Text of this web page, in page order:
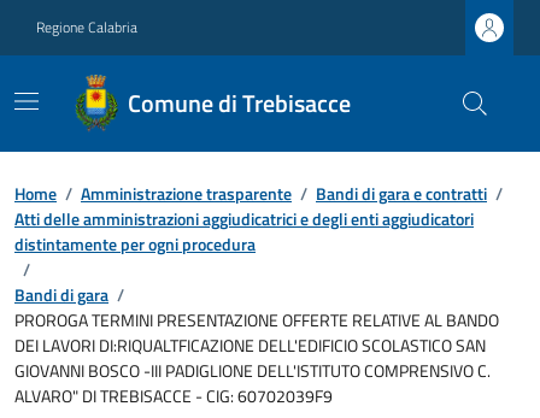
Regione Calabria
Comune di Trebisacce
Home / Amministrazione trasparente / Bandi di gara e contratti /
Atti delle amministrazioni aggiudicatrici e degli enti aggiudicatori
distintamente per ogni procedura
/
Bandi di gara /
PROROGA TERMINI PRESENTAZIONE OFFERTE RELATIVE AL BANDO
DEI LAVORI DI:RIQUALTFICAZIONE DELL'EDIFICIO SCOLASTICO SAN
GIOVANNI BOSCO -III PADIGLIONE DELL'ISTITUTO COMPRENSIVO C.
ALVARO" DI TREBISACCE - CIG: 60702039F9